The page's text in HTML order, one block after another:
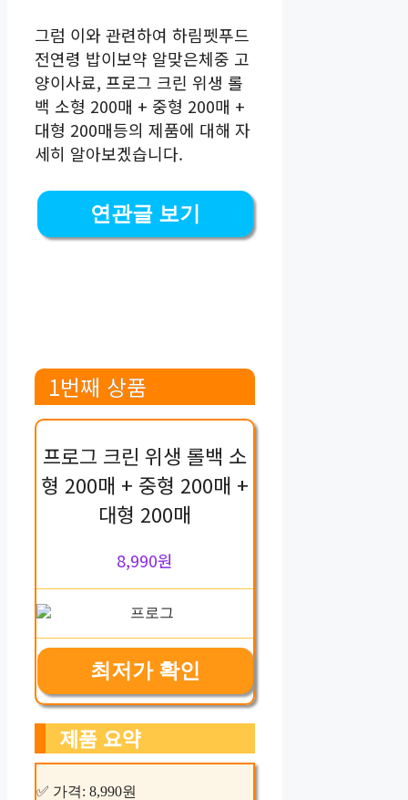
그럼 이와 관련하여 하림펫푸드
전연령 밥이보약 알맞은체중 고
양이사료, 프로그 크린 위생 롤
백 소형 200매 + 중형 200매 +
대형 200매등의 제품에 대해 자
세히 알아보겠습니다.
연관글 보기
1번째 상품
프로그 크린 위생 롤백 소
형 200매 + 중형 200매 +
대형 200매
8,990원
최저가 확인
제품 요약
✅ 가격: 8,990원